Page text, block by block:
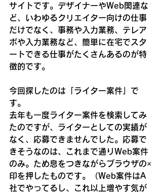
サイトです。デザイナーやWeb関連な
ど、いわゆるクリエイター向けの仕事
だけでなく、事務や入力業務、テレア
ポや入力業務など、簡単に在宅でスタ
ートできる仕事がたくさんあるのが特
徴的です。
今回探したのは「ライター案件」で
す。
去年も一度ライター案件を検索してみ
たのですが、ライターとしての実績が
なく、応募できませんでした。応募で
きそうなのは、これまで通りWeb案件
のみ。ため息をつきながらブラウザの×
印を押したものです。（Web案件はA
社でやってるし、これ以上増やす気が